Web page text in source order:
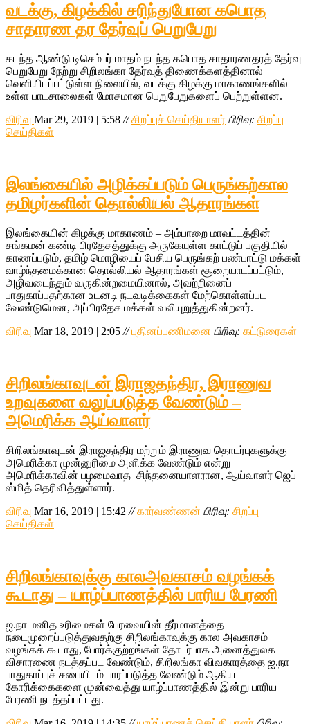
வடக்கு, கிழக்கில் சரிந்துபோன கபொத
சாதாரண தர தேர்வுப் பெறுபேறு
கடந்த ஆண்டு டிசெம்பர் மாதம் நடந்த கபொத சாதாரணதரத் தேர்வு
பெறுபேறு நேற்று சிறிலங்கா தேர்வுத் திணைக்களத்தினால்
வெளியிடப்பட்டுள்ள நிலையில், வடக்கு கிழக்கு மாகாணங்களில்
உள்ள பாடசாலைகள் மோசமான பெறுபேறுகளைப் பெற்றுள்ளன.
விரிவு Mar 29, 2019 | 5:58 // சிறப்புச் செய்தியாளர் பிரிவு: சிறப்பு
செய்திகள்
இலங்கையில் அழிக்கப்படும் பெருங்கற்கால
தமிழர்களின் தொல்லியல் ஆதாரங்கள்
இலங்கையின் கிழக்கு மாகாணம் – அம்பாறை மாவட்டத்தின்
சங்கமன் கண்டி பிரதேசத்துக்கு அருகேயுள்ள காட்டுப் பகுதியில்
காணப்படும், தமிழ் மொழியைப் பேசிய பெருங்கற் பண்பாட்டு மக்கள்
வாழ்ந்தமைக்கான தொல்லியல் ஆதாரங்கள் சூறையாடப்பட்டும்,
அழிவடைந்தும் வருகின்றமையினால், அவற்றினைப்
பாதுகாப்பதற்கான உடனடி நடவடிக்கைகள் மேற்கொள்ளப்பட
வேண்டுமென, அப்பிரதேச மக்கள் வலியுறுத்துகின்றனர்.
விரிவு Mar 18, 2019 | 2:05 // புதினப்பணிமனை பிரிவு: கட்டுரைகள்
சிறிலங்காவுடன் இராஜதந்திர, இராணுவ
உறவுகளை வலுப்படுத்த வேண்டும் –
அமெரிக்க ஆய்வாளர்
சிறிலங்காவுடன் இராஜதந்திர மற்றும் இராணுவ தொடர்புகளுக்கு
அமெரிக்கா முன்னுரிமை அளிக்க வேண்டும் என்று
அமெரிக்காவின் பழமைவாத சிந்தனையாளரான, ஆய்வாளர் ஜெப்
ஸ்மித் தெரிவித்துள்ளார்.
விரிவு Mar 16, 2019 | 15:42 // கார்வண்ணன் பிரிவு: சிறப்பு
செய்திகள்
சிறிலங்காவுக்கு காலஅவகாசம் வழங்கக்
கூடாது – யாழ்ப்பாணத்தில் பாரிய பேரணி
ஐ.நா மனித உரிமைகள் பேரவையின் தீர்மானத்தை
நடைமுறைப்படுத்துவதற்கு சிறிலங்காவுக்கு கால அவகாசம்
வழங்கக் கூடாது, போர்க்குற்றங்கள் தோடர்பாக அனைத்துலக
விசாரணை நடத்தப்பட வேண்டும், சிறிலங்கா விவகாரத்தை ஐ.நா
பாதுகாப்புச் சபையிடம் பாரப்படுத்த வேண்டும் ஆகிய
கோரிக்கைகளை முன்வைத்து யாழ்ப்பாணத்தில் இன்று பாரிய
பேரணி நடத்தப்பட்டது.